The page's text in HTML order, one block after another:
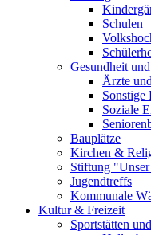
Schulen
Gesundheit
Ärzte
Sonstige
Soziale
Bauplätze
Kirchen &
Stiftung
Jugendtreffs
Kommunale
Kultur & Freizeit
Sportstätten